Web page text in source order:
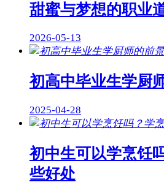
甜蜜与梦想的职业
2026-05-13
初高中毕业生学厨
2025-04-28
初中生可以学烹饪
些好处